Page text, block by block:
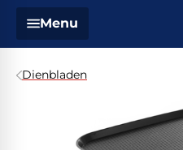
Menu
Dienbladen